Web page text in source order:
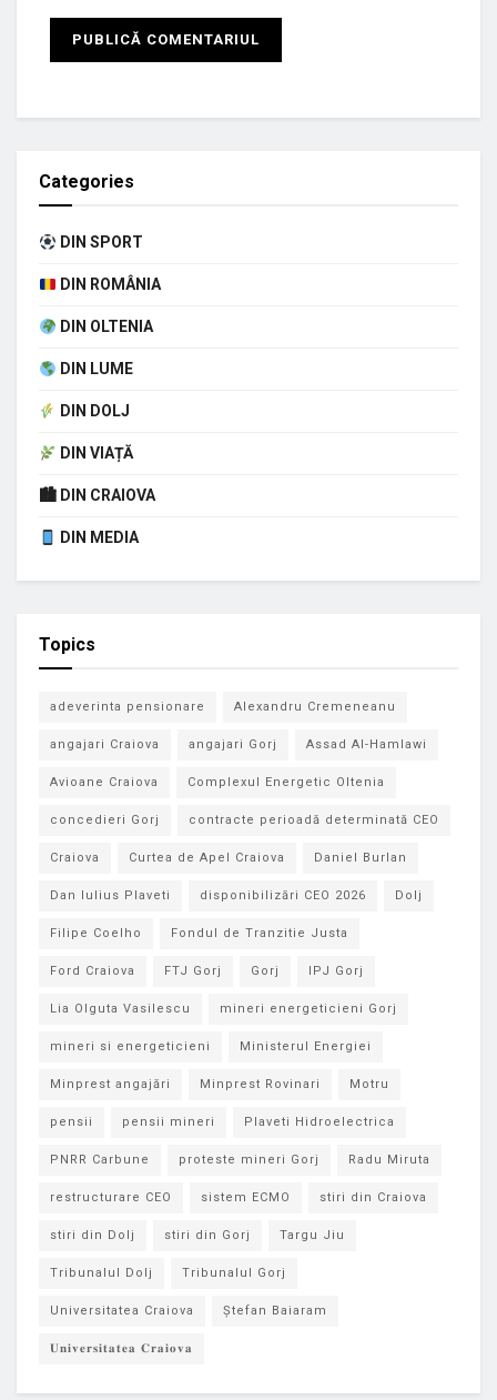
Categories
DIN SPORT
DIN ROMÂNIA
DIN OLTENIA
DIN LUME
DIN DOLJ
DIN VIAȚĂ
🏙 DIN CRAIOVA
DIN MEDIA
Topics
adeverinta pensionare Alexandru Cremeneanu
angajari Craiova angajari Gorj Assad Al-Hamlawi
Avioane Craiova Complexul Energetic Oltenia
concedieri Gorj contracte perioadă determinată CEO
Craiova Curtea de Apel Craiova Daniel Burlan
Dan Iulius Plaveti disponibilizări CEO 2026 Dolj
Filipe Coelho Fondul de Tranzitie Justa
Ford Craiova FTJ Gorj Gorj IPJ Gorj
Lia Olguta Vasilescu mineri energeticieni Gorj
mineri si energeticieni Ministerul Energiei
Minprest angajări Minprest Rovinari Motru
pensii pensii mineri Plaveti Hidroelectrica
PNRR Carbune proteste mineri Gorj Radu Miruta
restructurare CEO sistem ECMO stiri din Craiova
stiri din Dolj stiri din Gorj Targu Jiu
Tribunalul Dolj Tribunalul Gorj
Universitatea Craiova Ștefan Baiaram
𝐔𝐧𝐢𝐯𝐞𝐫𝐬𝐢𝐭𝐚𝐭𝐞𝐚 𝐂𝐫𝐚𝐢𝐨𝐯𝐚